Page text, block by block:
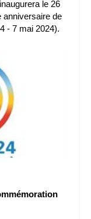
le 26
anniversaire de
- 7 mai 2024).